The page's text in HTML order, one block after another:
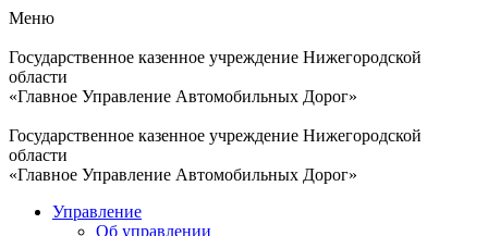
Меню
Государственное казенное учреждение Нижегородской
области
«Главное Управление Автомобильных Дорог»
Государственное казенное учреждение Нижегородской
области
«Главное Управление Автомобильных Дорог»
Управление
Об управлении